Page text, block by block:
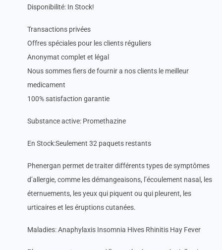
Disponibilité: In Stock!
Transactions privées
Offres spéciales pour les clients réguliers
Anonymat complet et légal
Nous sommes fiers de fournir a nos clients le meilleur
medicament
100% satisfaction garantie
Substance active: Promethazine
En Stock:Seulement 32 paquets restants
Phenergan permet de traiter différents types de symptômes
d’allergie, comme les démangeaisons, l’écoulement nasal, les
éternuements, les yeux qui piquent ou qui pleurent, les
urticaires et les éruptions cutanées.
Maladies: Anaphylaxis Insomnia Hives Rhinitis Hay Fever